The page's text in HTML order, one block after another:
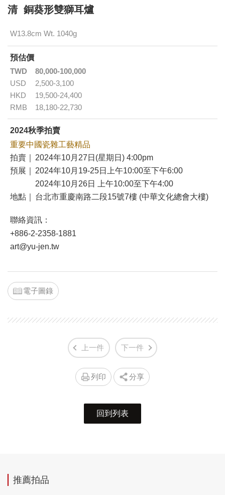
清 銅葵形雙獅耳爐
W13.8cm Wt. 1040g
預估價
TWD
80,000-100,000
USD
2,500-3,100
HKD
19,500-24,400
RMB
18,180-22,730
2024秋季拍賣
重要中國瓷雜工藝精品
拍賣｜
2024年10月27日(星期日) 4:00pm
預展｜
2024年10月19-25日上午10:00至下午6:00
2024年10月26日 上午10:00至下午4:00
地點｜
台北市重慶南路二段15號7樓 (中華文化總會大樓)
聯絡資訊：
+886-2-2358-1881
art@yu-jen.tw
電子圖錄
上一件 下一件
列印 分享
回到列表
推薦拍品